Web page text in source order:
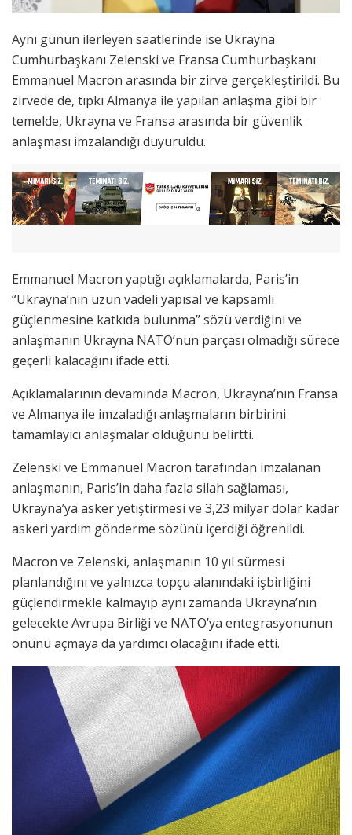
Aynı günün ilerleyen saatlerinde ise Ukrayna
Cumhurbaşkanı Zelenski ve Fransa Cumhurbaşkanı
Emmanuel Macron arasında bir zirve gerçekleştirildi. Bu
zirvede de, tıpkı Almanya ile yapılan anlaşma gibi bir
temelde, Ukrayna ve Fransa arasında bir güvenlik
anlaşması imzalandığı duyuruldu.
Emmanuel Macron yaptığı açıklamalarda, Paris’in
“Ukrayna’nın uzun vadeli yapısal ve kapsamlı
güçlenmesine katkıda bulunma” sözü verdiğini ve
anlaşmanın Ukrayna NATO’nun parçası olmadığı sürece
geçerli kalacağını ifade etti.
Açıklamalarının devamında Macron, Ukrayna’nın Fransa
ve Almanya ile imzaladığı anlaşmaların birbirini
tamamlayıcı anlaşmalar olduğunu belirtti.
Zelenski ve Emmanuel Macron tarafından imzalanan
anlaşmanın, Paris’in daha fazla silah sağlaması,
Ukrayna’ya asker yetiştirmesi ve 3,23 milyar dolar kadar
askeri yardım gönderme sözünü içerdiği öğrenildi.
Macron ve Zelenski, anlaşmanın 10 yıl sürmesi
planlandığını ve yalnızca topçu alanındaki işbirliğini
güçlendirmekle kalmayıp aynı zamanda Ukrayna’nın
gelecekte Avrupa Birliği ve NATO’ya entegrasyonunun
önünü açmaya da yardımcı olacağını ifade etti.